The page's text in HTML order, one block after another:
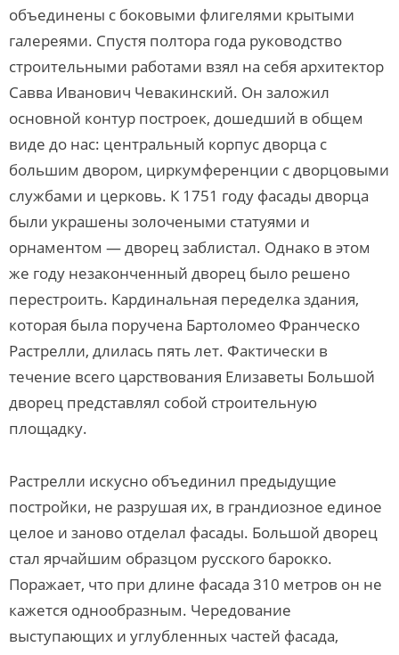
объединены с боковыми флигелями крытыми
галереями. Спустя полтора года руководство
строительными работами взял на себя архитектор
Савва Иванович Чевакинский. Он заложил
основной контур построек, дошедший в общем
виде до нас: центральный корпус дворца с
большим двором, циркумференции с дворцовыми
службами и церковь. К 1751 году фасады дворца
были украшены золочеными статуями и
орнаментом — дворец заблистал. Однако в этом
же году незаконченный дворец было решено
перестроить. Кардинальная переделка здания,
которая была поручена Бартоломео Франческо
Растрелли, длилась пять лет. Фактически в
течение всего царствования Елизаветы Большой
дворец представлял собой строительную
площадку.
Растрелли искусно объединил предыдущие
постройки, не разрушая их, в грандиозное единое
целое и заново отделал фасады. Большой дворец
стал ярчайшим образцом русского барокко.
Поражает, что при длине фасада 310 метров он не
кажется однообразным. Чередование
выступающих и углубленных частей фасада,